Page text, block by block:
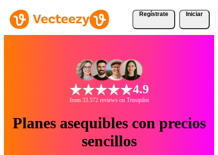
Regístrate Iniciar
4.9
from 33.572 reviews on Trustpilot
Planes asequibles con precios
sencillos